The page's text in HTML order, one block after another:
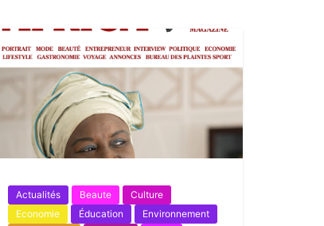
Actualités Beaute
Culture
Economie
Éducation
Environnement